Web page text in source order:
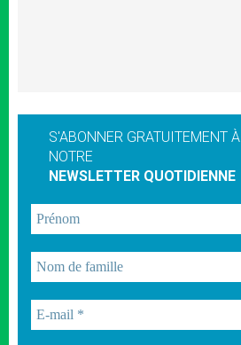
S'ABONNER GRATUITEMENT À
NOTRE
NEWSLETTER QUOTIDIENNE